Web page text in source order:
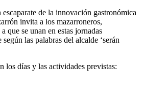
de la innovación gastronómica
invita a los mazarroneros,
que se unan en estas jornadas
las palabras del alcalde ‘serán
los días y las actividades previstas: